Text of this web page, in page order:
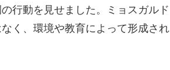
行動を見せました。ミョスガルド
く、環境や教育によって形成され